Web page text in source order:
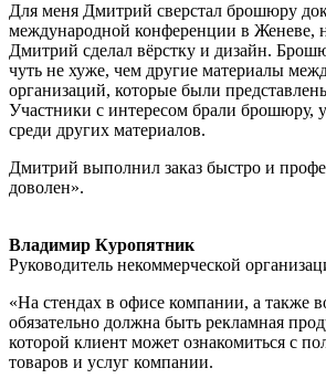
Для меня Дмитрий сверстал брошюру
международной конференции в Женеве,
Дмитрий сделал вёрстку и дизайн.
чуть не хуже, чем другие материалы
организаций, которые были
Участники с интересом брали брошюру,
среди других материалов.
Дмитрий выполнил заказ быстро и
доволен».
Владимир Куропятник
Руководитель некоммерческой
«На стендах в офисе компании, а также
обязательно должна быть рекламная
которой клиент может ознакомиться с
товаров и услуг компании.